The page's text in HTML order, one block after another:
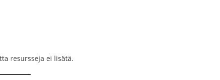
resursseja ei lisätä.